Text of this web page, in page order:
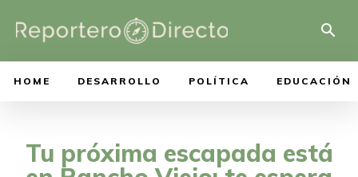
HOME DESARROLLO POLÍTICA EDUCACIÓN
Tu próxima escapada está